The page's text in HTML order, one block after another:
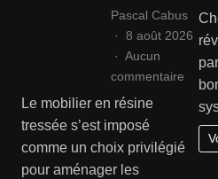
Pascal Cabus
8 août 2026
Aucun
commentairesur
ses
et
Le mobilier en résine
tressée s’est imposé
comme un choix privilégié
pour aménager les